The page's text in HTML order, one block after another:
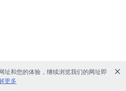
址和您的体验，继续浏览我们的网址即
更多